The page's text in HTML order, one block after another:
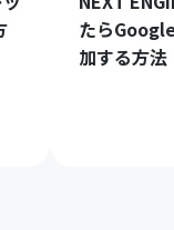
たら
加する方法